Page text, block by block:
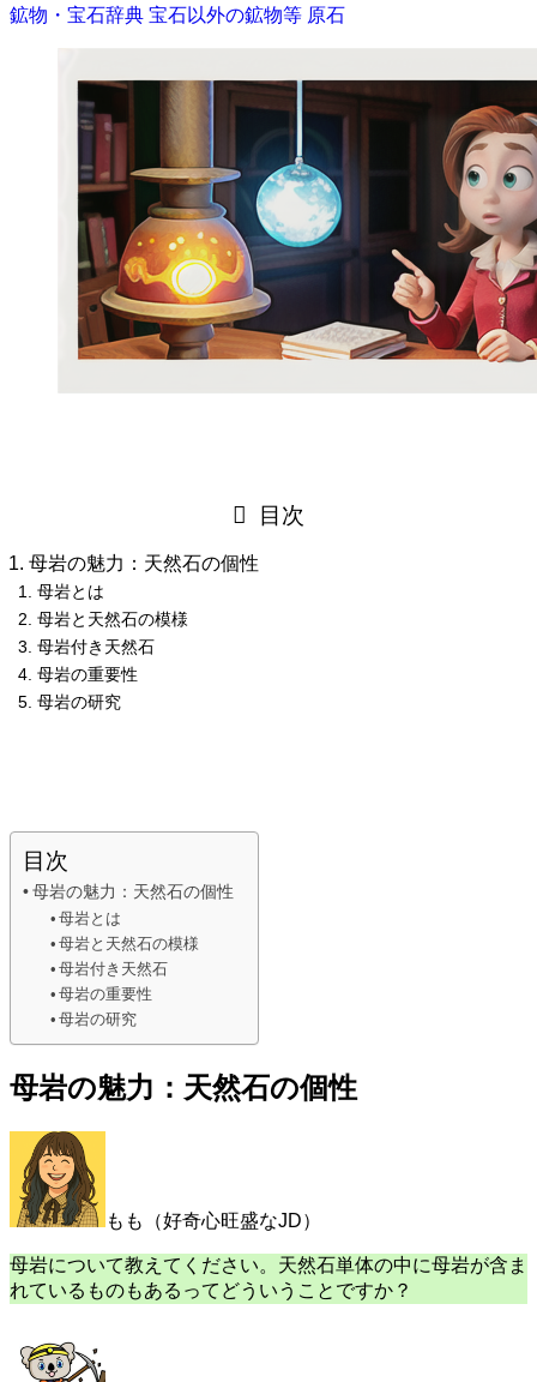
鉱物・宝石辞典 宝石以外の鉱物等 原石
目次
母岩の魅力：天然石の個性
母岩とは
母岩と天然石の模様
母岩付き天然石
母岩の重要性
母岩の研究
目次
母岩の魅力：天然石の個性
母岩とは
母岩と天然石の模様
母岩付き天然石
母岩の重要性
母岩の研究
母岩の魅力：天然石の個性
もも（好奇心旺盛なJD）
母岩について教えてください。天然石単体の中に母岩が含ま
れているものもあるってどういうことですか？